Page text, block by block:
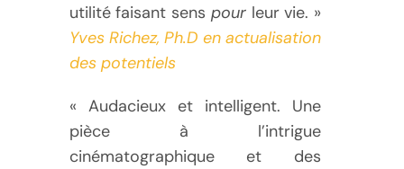
utilité faisant sens pourleur vie. »
Yves Richez, Ph.D en actualisation
des potentiels
« Audacieux et intelligent. Une
pièce à l’intrigue
cinématographique et des